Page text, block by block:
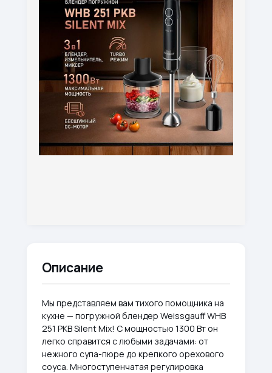
Описание
Мы представляем вам тихого помощника на
кухне — погружной блендер Weissgauff WHB
251 PKB Silent Mix! С мощностью 1300 Вт он
легко справится с любыми задачами: от
нежного супа-пюре до крепкого орехового
соуса. Многоступенчатая регулировка